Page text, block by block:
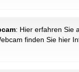
: Hier erfahren Sie
finden Sie hier